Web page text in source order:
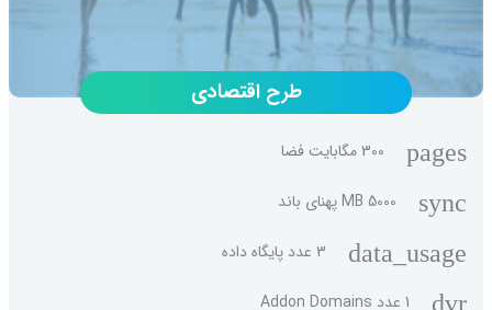
طرح اقتصادی
pages 300 مگابایت فضا
sync 5000 MB پهنای باند
data_usage 3 عدد پایگاه داده
dvr 1 عدد Addon Domains